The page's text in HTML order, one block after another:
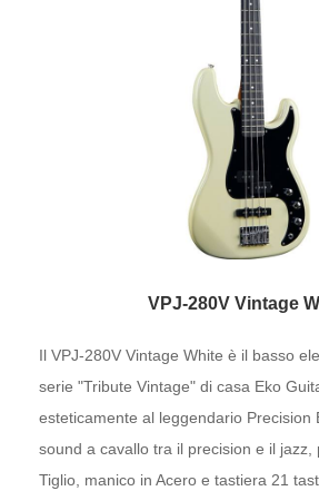
VPJ-280V Vintage
Il VPJ-280V Vintage White è il basso
serie "Tribute Vintage" di casa Eko
esteticamente al leggendario Precision
sound a cavallo tra il precision e il jazz,
Tiglio, manico in Acero e tastiera 21